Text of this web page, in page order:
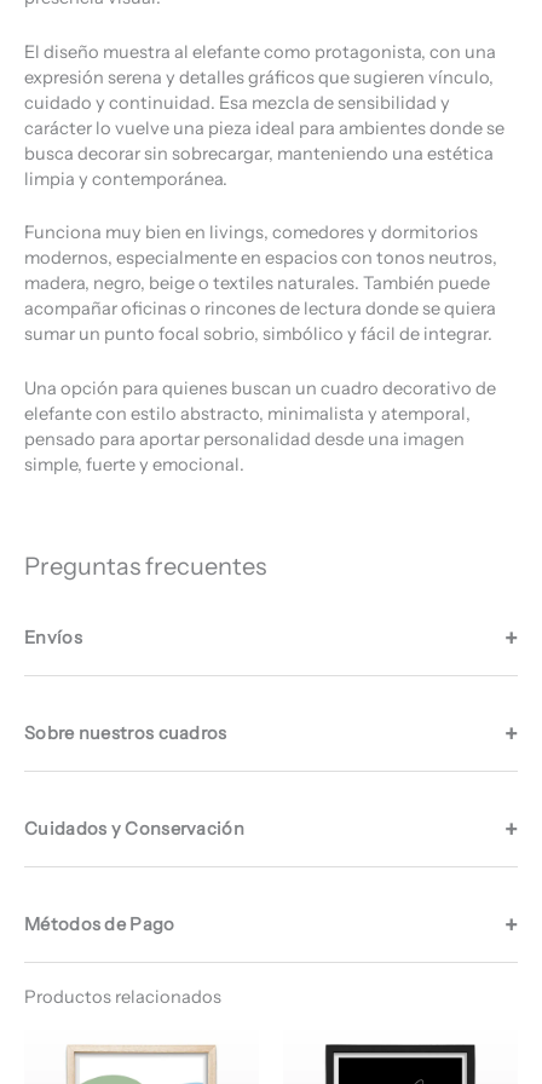
El diseño muestra al elefante como protagonista, con una
expresión serena y detalles gráficos que sugieren vínculo,
cuidado y continuidad. Esa mezcla de sensibilidad y
carácter lo vuelve una pieza ideal para ambientes donde se
busca decorar sin sobrecargar, manteniendo una estética
limpia y contemporánea.
Funciona muy bien en livings, comedores y dormitorios
modernos, especialmente en espacios con tonos neutros,
madera, negro, beige o textiles naturales. También puede
acompañar oficinas o rincones de lectura donde se quiera
sumar un punto focal sobrio, simbólico y fácil de integrar.
Una opción para quienes buscan un cuadro decorativo de
elefante con estilo abstracto, minimalista y atemporal,
pensado para aportar personalidad desde una imagen
simple, fuerte y emocional.
Preguntas frecuentes
Envíos
Sobre nuestros cuadros
Cuidados y Conservación
Métodos de Pago
Productos relacionados
de
de